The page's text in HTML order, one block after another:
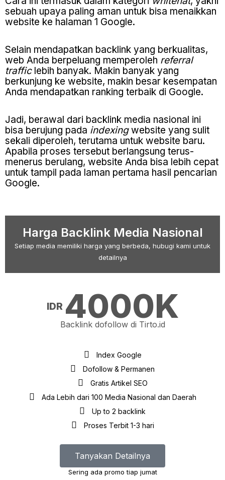
sebuah upaya paling aman untuk bisa menaikkan
website ke halaman 1 Google.
Selain mendapatkan backlink yang berkualitas,
web Anda berpeluang memperoleh referral
trafficlebih banyak. Makin banyak yang
berkunjung ke website, makin besar kesempatan
Anda mendapatkan ranking terbaik di Google.
Jadi, berawal dari backlink media nasional ini
bisa berujung pada indexingwebsite yang sulit
sekali diperoleh, terutama untuk website baru.
Apabila proses tersebut berlangsung terus-
menerus berulang, website Anda bisa lebih cepat
untuk tampil pada laman pertama hasil pencarian
Google.
Harga Backlink Media Nasional
Setiap media memiliki harga yang berbeda, hubugi kami untuk
detailnya
IDR 4000K
Backlink dofollow di Tirto.id
Index Google
Dofollow & Permanen
Gratis Artikel SEO
Ada Lebih dari 100 Media Nasional dan Daerah
Up to 2 backlink
Proses Terbit 1-3 hari
Tanyakan Detailnya
Sering ada promo tiap jumat